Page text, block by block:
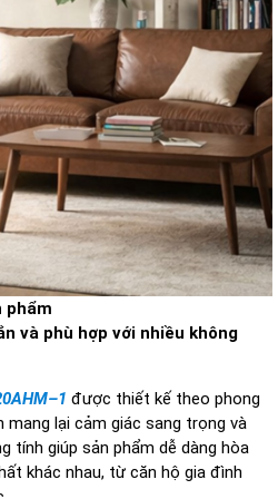
phẩm
và phù hợp với nhiều không
được thiết kế theo phong
mang lại cảm giác sang trọng và
tính giúp sản phẩm dễ dàng hòa
khác nhau, từ căn hộ gia đình